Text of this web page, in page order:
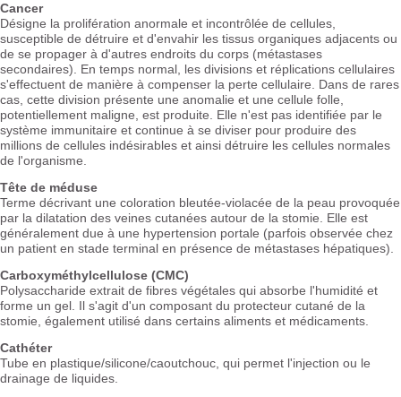
Cancer
Désigne la prolifération anormale et incontrôlée de cellules,
susceptible de détruire et d'envahir les tissus organiques adjacents ou
de se propager à d'autres endroits du corps (métastases
secondaires). En temps normal, les divisions et réplications cellulaires
s'effectuent de manière à compenser la perte cellulaire. Dans de rares
cas, cette division présente une anomalie et une cellule folle,
potentiellement maligne, est produite. Elle n'est pas identifiée par le
système immunitaire et continue à se diviser pour produire des
millions de cellules indésirables et ainsi détruire les cellules normales
de l'organisme.
Tête de méduse
Terme décrivant une coloration bleutée-violacée de la peau provoquée
par la dilatation des veines cutanées autour de la stomie. Elle est
généralement due à une hypertension portale (parfois observée chez
un patient en stade terminal en présence de métastases hépatiques).
Carboxyméthylcellulose (CMC)
Polysaccharide extrait de fibres végétales qui absorbe l'humidité et
forme un gel. Il s'agit d'un composant du protecteur cutané de la
stomie, également utilisé dans certains aliments et médicaments.
Cathéter
Tube en plastique/silicone/caoutchouc, qui permet l'injection ou le
drainage de liquides.